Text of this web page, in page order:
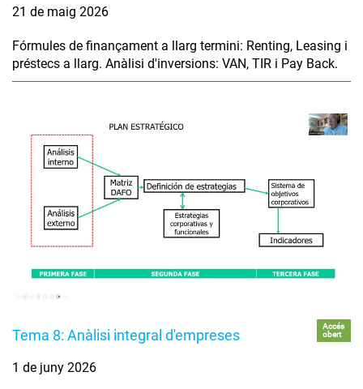
21 de maig 2026
Fórmules de finançament a llarg termini: Renting, Leasing i
préstecs a llarg. Anàlisi d'inversions: VAN, TIR i Pay Back.
Tema 8: Anàlisi integral d'empreses
Accés
obert
1 de juny 2026